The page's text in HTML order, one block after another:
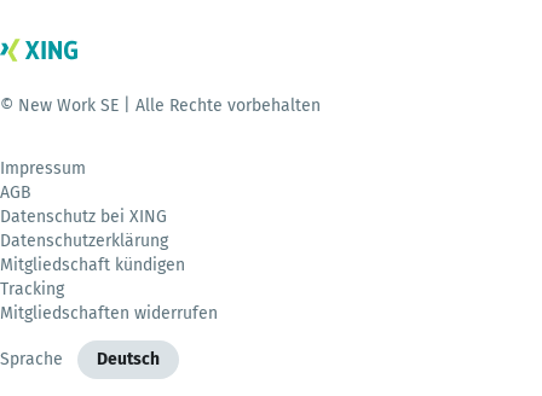
© New Work SE | Alle Rechte vorbehalten
Impressum
AGB
Datenschutz bei XING
Datenschutzerklärung
Mitgliedschaft kündigen
Tracking
Mitgliedschaften widerrufen
Sprache Deutsch